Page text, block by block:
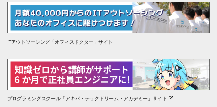
ITアウトソーシング「オフィスドクター」サイト
プログラミングスクール「アキバ・テックドリーム・アカデミー」サイト